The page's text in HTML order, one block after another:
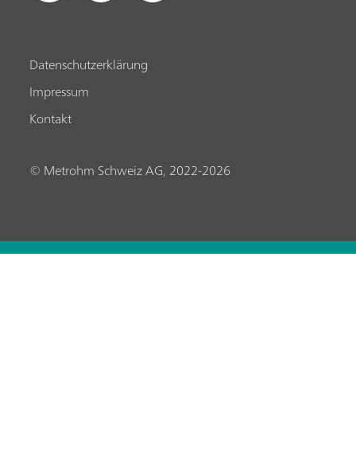
Datenschutzerklärung
Impressum
Kontakt
© Metrohm Schweiz AG, 2022-2026